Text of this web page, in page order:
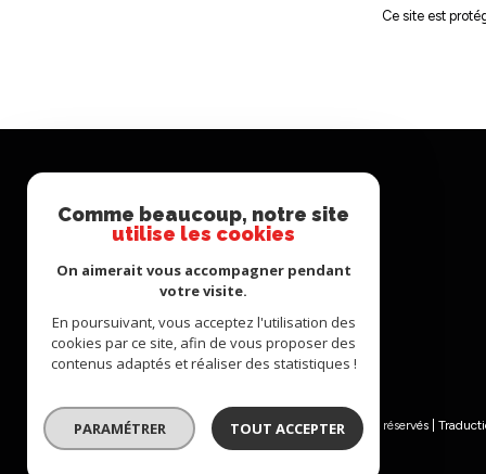
n
Ce site est
Se
connecter
espace propriétaire
© 2026 | Tous droits réservés |
Comme beaucoup, notre site
utilise les cookies
On aimerait vous accompagner pendant
votre visite.
En poursuivant, vous acceptez l'utilisation des
cookies par ce site, afin de vous proposer des
contenus adaptés et réaliser des statistiques !
PARAMÉTRER TOUT ACCEPTER